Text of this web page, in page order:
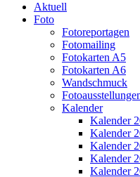
Aktuell
Foto
Fotoreportagen
Fotomailing
Fotokarten A5
Fotokarten A6
Wandschmuck
Kalender
Kalender
Kalender
Kalender
Kalender
Kalender